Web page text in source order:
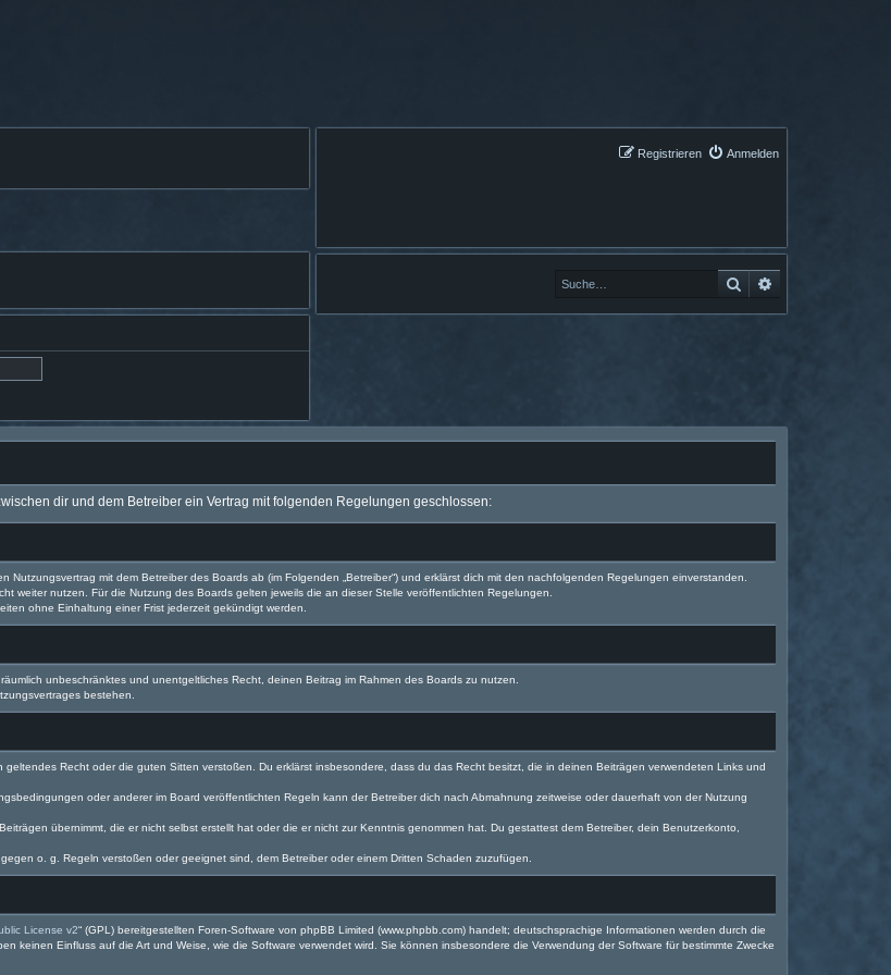
Anmelden
Registrieren
Suche
dir und dem Betreiber ein Vertrag mit folgenden Regelungen geschlossen:
Nutzungsvertrag mit dem Betreiber des Boards ab (im Folgenden „Betreiber“) und erklärst dich mit den nachfolgenden Regelungen einverstanden.
weiter nutzen. Für die Nutzung des Boards gelten jeweils die an dieser Stelle veröffentlichten Regelungen.
ohne Einhaltung einer Frist jederzeit gekündigt werden.
unbeschränktes und unentgeltliches Recht, deinen Beitrag im Rahmen des Boards zu nutzen.
bestehen.
Recht oder die guten Sitten verstoßen. Du erklärst insbesondere, dass du das Recht besitzt, die in deinen Beiträgen verwendeten Links und
oder anderer im Board veröffentlichten Regeln kann der Betreiber dich nach Abmahnung zeitweise oder dauerhaft von der Nutzung
übernimmt, die er nicht selbst erstellt hat oder die er nicht zur Kenntnis genommen hat. Du gestattest dem Betreiber, dein Benutzerkonto,
o. g. Regeln verstoßen oder geeignet sind, dem Betreiber oder einem Dritten Schaden zuzufügen.
License v2“ (GPL) bereitgestellten Foren-Software von phpBB Limited (www.phpbb.com) handelt; deutschsprachige Informationen werden durch die
keinen Einfluss auf die Art und Weise, wie die Software verwendet wird. Sie können insbesondere die Verwendung der Software für bestimmte Zwecke